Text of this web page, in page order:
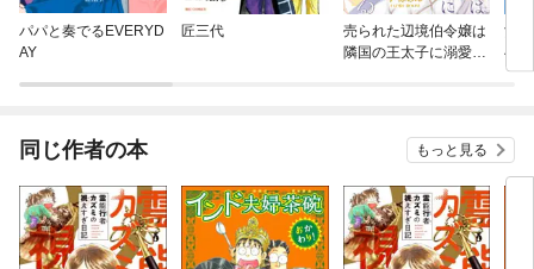
パパと奏でるEVERYD
AY
匠三代
売られた辺境伯令嬢は
隣国の王太子に溺愛さ
酒
べ
同じ作者の本 もっと見る